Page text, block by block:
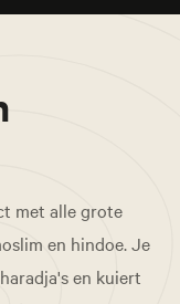
met alle grote
en hindoe. Je
en kuiert